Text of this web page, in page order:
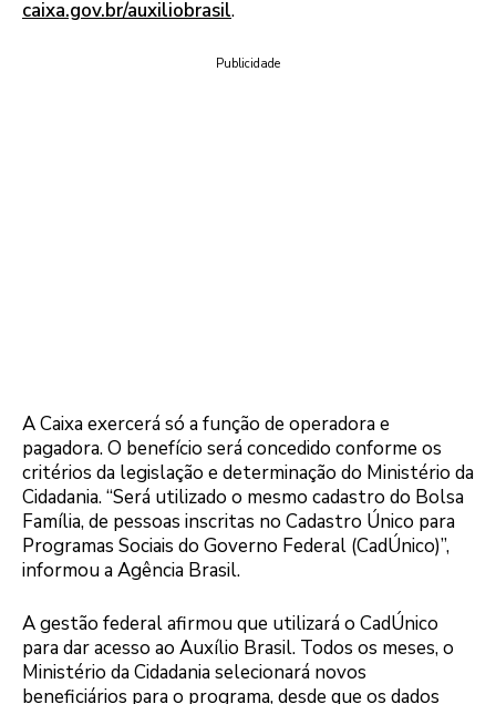
caixa.gov.br/auxiliobrasil.
Publicidade
A Caixa exercerá só a função de operadora e
pagadora. O benefício será concedido conforme os
critérios da legislação e determinação do Ministério da
Cidadania. “Será utilizado o mesmo cadastro do Bolsa
Família, de pessoas inscritas no Cadastro Único para
Programas Sociais do Governo Federal (CadÚnico)”,
informou a Agência Brasil.
A gestão federal afirmou que utilizará o CadÚnico
para dar acesso ao Auxílio Brasil. Todos os meses, o
Ministério da Cidadania selecionará novos
beneficiários para o programa, desde que os dados